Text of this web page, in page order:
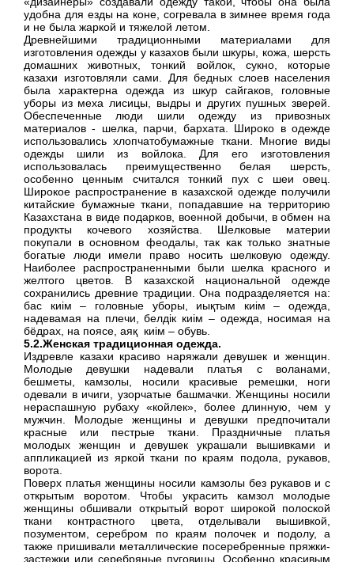
удобна для езды на коне, согревала в зимнее время года
и не была жаркой и тяжелой летом.
Древнейшими традиционными материалами для
изготовления одежды у казахов были шкуры, кожа, шерсть
домашних животных, тонкий войлок, сукно, которые
казахи изготовляли сами. Для бедных слоев населения
была характерна одежда из шкур сайгаков, головные
уборы из меха лисицы, выдры и других пушных зверей.
Обеспеченные люди шили одежду из привозных
материалов - шелка, парчи, бархата. Широко в одежде
использовались хлопчатобумажные ткани. Многие виды
одежды шили из войлока. Для его изготовления
использовалась преимущественно белая шерсть,
особенно ценным считался тонкий пух с шеи овец.
Широкое распространение в казахской одежде получили
китайские бумажные ткани, попадавшие на территорию
Казахстана в виде подарков, военной добычи, в обмен на
продукты кочевого хозяйства. Шелковые материи
покупали в основном феодалы, так как только знатные
богатые люди имели право носить шелковую одежду.
Наиболее распространенными были шелка красного и
желтого цветов. В казахской национальной одежде
сохранились древние традиции. Она подразделяется на:
бас киім – головные уборы, иықтым киім – одежда,
надевамая на плечи, белдік киім – одежда, носимая на
бёдрах, на поясе, аяқ киім – обувь.
5.2.Женская традиционная одежда.
Издревле казахи красиво наряжали девушек и женщин.
Молодые девушки надевали платья с воланами,
бешметы, камзолы, носили красивые ремешки, ноги
одевали в ичиги, узорчатые башмачки. Женщины носили
нераспашную рубаху «койлек», более длинную, чем у
мужчин. Молодые женщины и девушки предпочитали
красные или пестрые ткани. Праздничные платья
молодых женщин и девушек украшали вышивками и
аппликацией из яркой ткани по краям подола, рукавов,
ворота.
Поверх платья женщины носили камзолы без рукавов и с
открытым воротом. Чтобы украсить камзол молодые
женщины обшивали открытый ворот широкой полоской
ткани контрастного цвета, отделывали вышивкой,
позументом, серебром по краям полочек и подолу, а
также пришивали металлические посеребренные пряжки-
застежки или серебряные пуговицы. Особенно красивым